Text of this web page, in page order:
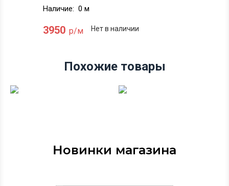
Наличие: 0 м
3950 р/м Нет в наличии
Похожие товары
Новинки магазина